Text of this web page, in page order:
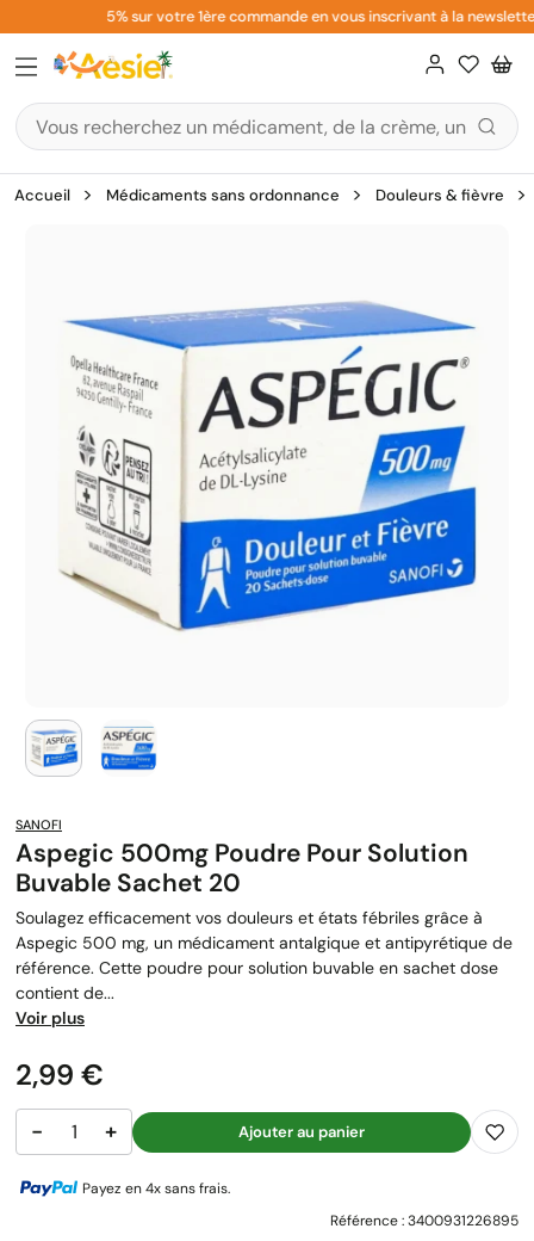
au
contenu
5% sur votre 1ère commande en vous inscrivant à la newsletter
Accueil Médicaments sans ordonnance Douleurs & fièvre
SANOFI
Aspegic 500mg Poudre Pour Solution
Buvable Sachet 20
Soulagez efficacement vos douleurs et états fébriles grâce à
Aspegic 500 mg, un médicament antalgique et antipyrétique de
référence. Cette poudre pour solution buvable en sachet dose
contient de...
Voir plus
Prix
2,99 €
− + Ajouter au panier
Payez en 4x sans frais.
Référence :3400931226895